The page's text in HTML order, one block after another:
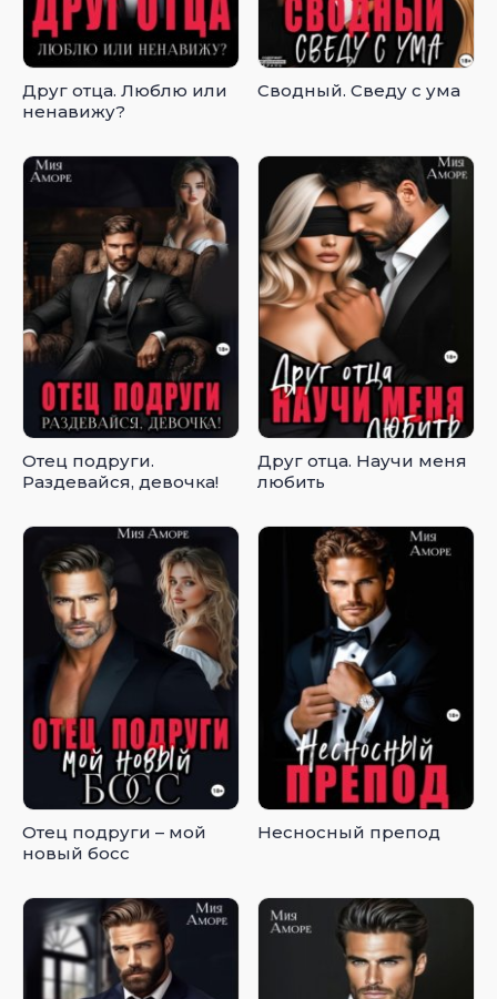
Друг отца. Люблю или
ненавижу?
Сводный. Сведу с ума
Отец подруги.
Раздевайся, девочка!
Друг отца. Научи меня
любить
Отец подруги – мой
новый босс
Несносный препод